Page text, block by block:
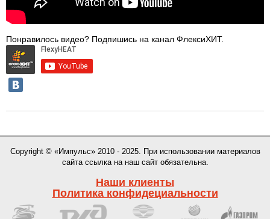
Понравилось видео? Подпишись на канал ФлексиХИТ.
Copyright © «Импульс» 2010 - 2025. При использовании материалов
сайта ссылка на наш сайт обязательна.
Наши клиенты
Политика конфидециальности